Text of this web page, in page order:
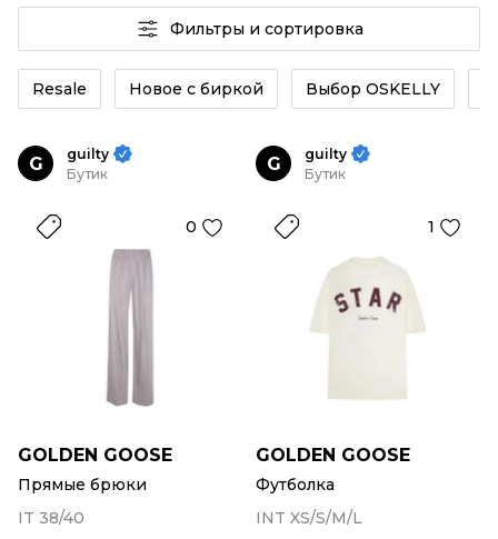
DELUXE BRAND Женское от селлеров OSKELLY с
быстрой доставкой по России. Ваш стиль не ждет, и
мы тоже! Винтажные изделия или GOLDEN GOOSE
DELUXE BRAND Женское из новых коллекций –
заказывайте на сайте или в приложении OSKELLY с
Фильтры и сортировка
Resale Новое с биркой Выбор OSKELLY
G
guilty
Бутик
0
GOLDEN GOOSE
Прямые брюки
IT 38/40
G
guilty
Бутик
1
GOLDEN GOOSE
Футболка
INT XS/S/M/L